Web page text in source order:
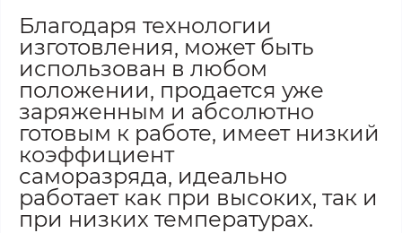
Благодаря технологии
изготовления, может быть
использован в любом
положении, продается уже
заряженным и абсолютно
готовым к работе, имеет низкий
коэффициент
саморазряда, идеально
работает как при высоких, так и
при низких температурах.